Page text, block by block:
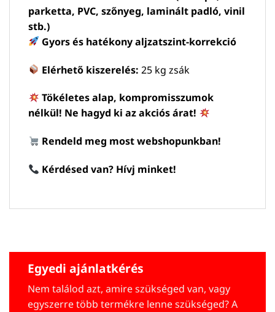
parketta, PVC, szőnyeg, laminált padló, vinil
stb.)
Gyors és hatékony aljzatszint-korrekció
Elérhető kiszerelés: 25 kg zsák
Tökéletes alap, kompromisszumok
nélkül! Ne hagyd ki az akciós árat!
Rendeld meg most webshopunkban!
Kérdésed van? Hívj minket!
Egyedi ajánlatkérés
Nem találod azt, amire szükséged van, vagy
egyszerre több termékre lenne szükséged? A